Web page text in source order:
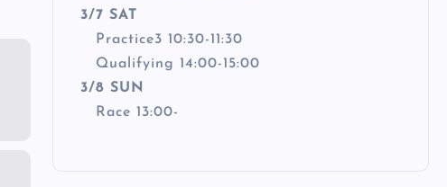
3/7 SAT
Practice3 10:30-11:30
Qualifying 14:00-15:00
3/8 SUN
Race 13:00-